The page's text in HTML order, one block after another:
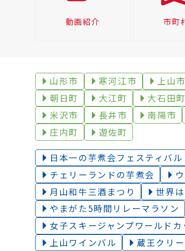
動画紹介 市町
山形市 寒河江市 上山市
朝日町
大江町 大石田町
米沢市
長井市 南陽市
庄内町
遊佐町
日本一の芋煮会フェスティバル
チェリーランドの芋煮会
月山和牛三酒まつり
世界
やまがた5時間リレーマラソン
女子スキージャンプワールドカ
上山ワインバル
蔵王クリ